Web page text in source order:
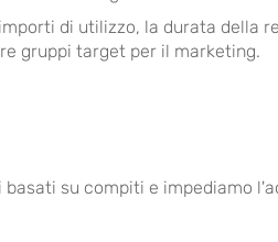
di utilizzo, la durata della
gruppi target per il marketing.
su compiti e impediamo